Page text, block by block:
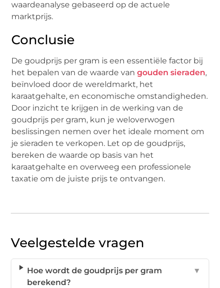
waardeanalyse gebaseerd op de actuele
marktprijs.
Conclusie
De goudprijs per gram is een essentiële factor bij
het bepalen van de waarde vangouden sieraden,
beïnvloed door de wereldmarkt, het
karaatgehalte, en economische omstandigheden.
Door inzicht te krijgen in de werking van de
goudprijs per gram, kun je weloverwogen
beslissingen nemen over het ideale moment om
je sieraden te verkopen. Let op de goudprijs,
bereken de waarde op basis van het
karaatgehalte en overweeg een professionele
taxatie om de juiste prijs te ontvangen.
Veelgestelde vragen
Hoe wordt de goudprijs per gram
berekend?
▼